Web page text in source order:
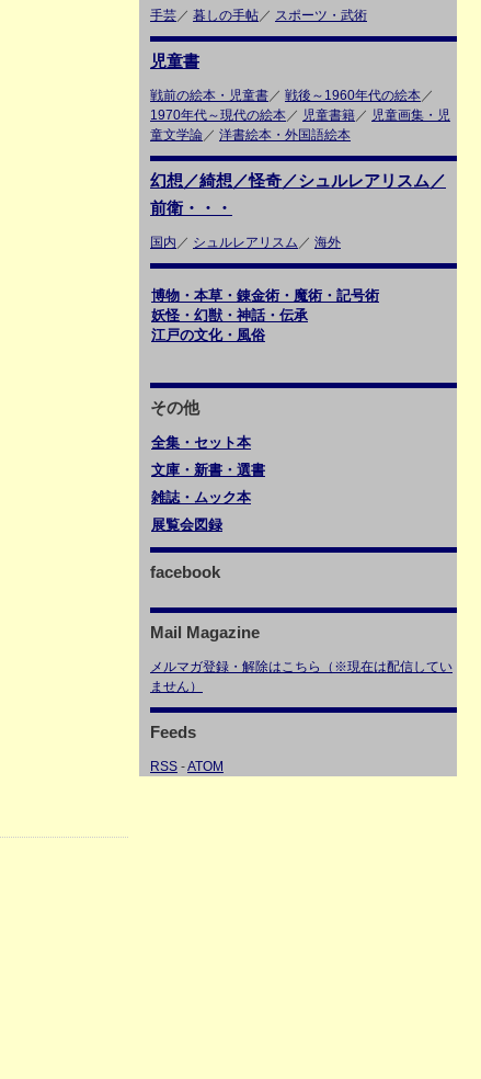
手芸／ 暮しの手帖／ スポーツ・武術
児童書
戦前の絵本・児童書／ 戦後～1960年代の絵本／
1970年代～現代の絵本／ 児童書籍／ 児童画集・児
童文学論／ 洋書絵本・外国語絵本
幻想／綺想／怪奇／シュルレアリスム／
前衛・・・
国内 ／ シュルレアリスム ／ 海外
博物・本草・錬金術・魔術・記号術
妖怪・幻獣・神話・伝承
江戸の文化・風俗
その他
全集・セット本
文庫・新書・選書
雑誌・ムック本
展覧会図録
facebook
Mail Magazine
メルマガ登録・解除はこちら（※現在は配信してい
ません）
Feeds
RSS -ATOM